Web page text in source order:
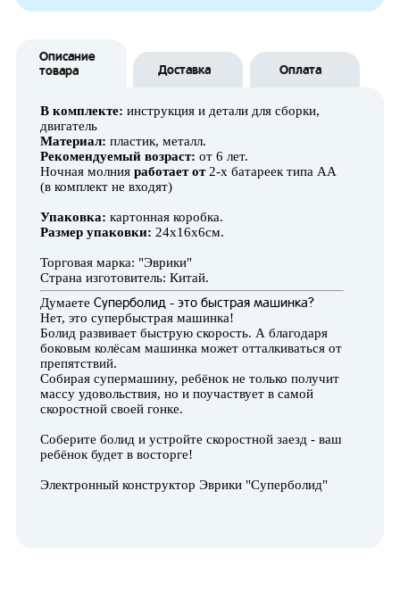
Описание
товара
Доставка Оплата
В комплекте: инструкция и детали для сборки,
двигатель
Материал: пластик, металл.
Рекомендуемый возраст: от 6 лет.
Ночная молния работает от2-х батареек типа АА
(в комплект не входят)
Упаковка: картонная коробка.
Размер упаковки: 24х16х6см.
Торговая марка: "Эврики"
Страна изготовитель: Китай.
Думаете Суперболид - это быстрая машинка?
Нет, это супербыстрая машинка!
Болид развивает быструю скорость. А благодаря
боковым колёсам машинка может отталкиваться от
препятствий.
Собирая супермашину, ребёнок не только получит
массу удовольствия, но и поучаствует в самой
скоростной своей гонке.
Соберите болид и устройте скоростной заезд - ваш
ребёнок будет в восторге!
Электронный конструктор Эврики "Суперболид"